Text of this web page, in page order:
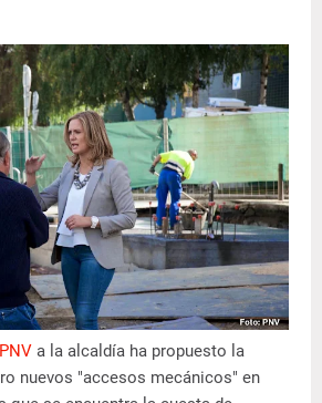
PNV a la alcaldía ha propuesto la
nuevos "accesos mecánicos" en